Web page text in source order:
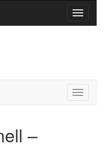
Toggle
–